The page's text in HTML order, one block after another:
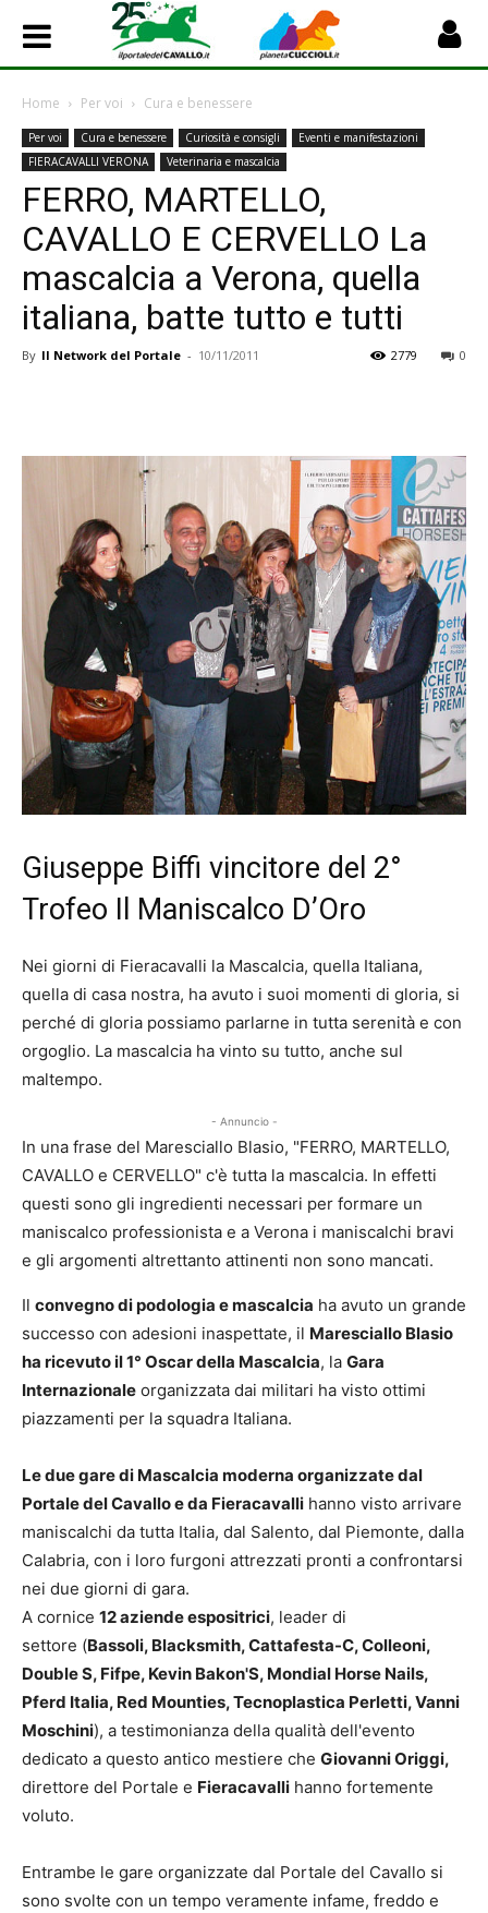
Home Per voi Cura e benessere
Per voi Cura e benessere Curiosità e consigli
Eventi e manifestazioni
FIERACAVALLI VERONA
Veterinaria e mascalcia
FERRO, MARTELLO,
CAVALLO E CERVELLO La
mascalcia a Verona, quella
italiana, batte tutto e tutti
By Il Network del Portale - 10/11/2011 0
2779
Giuseppe Biffi vincitore del 2°
Trofeo Il Maniscalco D’Oro
Nei giorni di Fieracavalli la Mascalcia, quella Italiana,
quella di casa nostra, ha avuto i suoi momenti di gloria, si
perché di gloria possiamo parlarne in tutta serenità e con
orgoglio. La mascalcia ha vinto su tutto, anche sul
maltempo.
- Annuncio -
In una frase del Maresciallo Blasio, "FERRO, MARTELLO,
CAVALLO e CERVELLO" c'è tutta la mascalcia. In effetti
questi sono gli ingredienti necessari per formare un
maniscalco professionista e a Verona i maniscalchi bravi
e gli argomenti altrettanto attinenti non sono mancati.
Il convegno di podologia e mascalcia ha avuto un grande
successo con adesioni inaspettate, il Maresciallo Blasio
ha ricevuto il 1° Oscar della Mascalcia, la Gara
Internazionale organizzata dai militari ha visto ottimi
piazzamenti per la squadra Italiana.
Le due gare di Mascalcia moderna organizzate dal
Portale del Cavallo e da Fieracavalli hanno visto arrivare
maniscalchi da tutta Italia, dal Salento, dal Piemonte, dalla
Calabria, con i loro furgoni attrezzati pronti a confrontarsi
nei due giorni di gara.
A cornice 12 aziende espositrici, leader di
settore (Bassoli, Blacksmith, Cattafesta-C, Colleoni,
Double S, Fifpe, Kevin Bakon'S, Mondial Horse Nails,
Pferd Italia, Red Mounties, Tecnoplastica Perletti, Vanni
Moschini), a testimonianza della qualità dell'evento
dedicato a questo antico mestiere che Giovanni Origgi,
direttore del Portale e Fieracavalli hanno fortemente
voluto.
Entrambe le gare organizzate dal Portale del Cavallo si
sono svolte con un tempo veramente infame, freddo e